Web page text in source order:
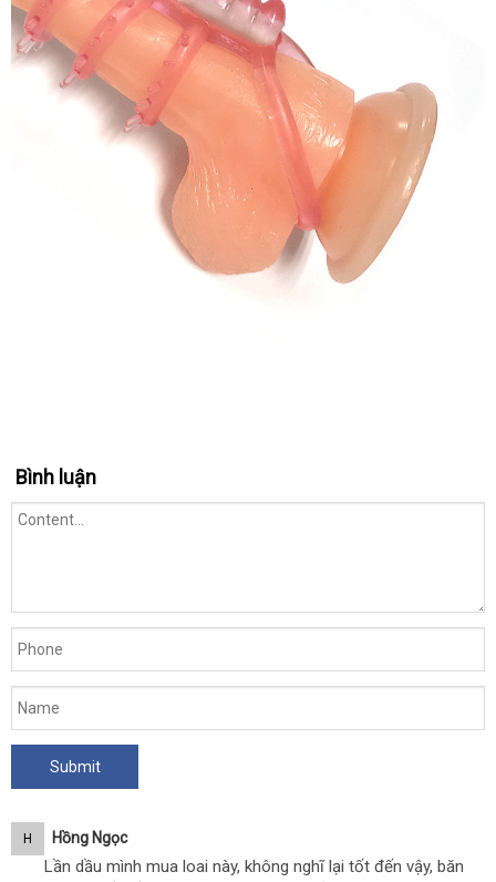
Bình luận
H Hồng Ngọc
Lần dầu mình mua loai này, không nghĩ lại tốt đến vậy, băn